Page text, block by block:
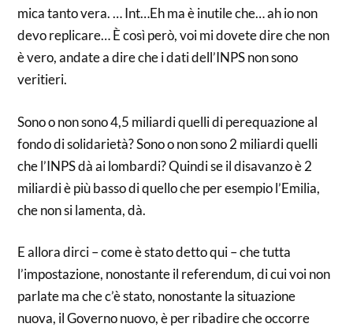
mica tanto vera. … Int…Eh ma è inutile che… ah io non
devo replicare… È così però, voi mi dovete dire che non
è vero, andate a dire che i dati dell’INPS non sono
veritieri.
Sono o non sono 4,5 miliardi quelli di perequazione al
fondo di solidarietà? Sono o non sono 2 miliardi quelli
che l’INPS dà ai lombardi? Quindi se il disavanzo è 2
miliardi è più basso di quello che per esempio l’Emilia,
che non si lamenta, dà.
E allora dirci – come è stato detto qui – che tutta
l’impostazione, nonostante il referendum, di cui voi non
parlate ma che c’è stato, nonostante la situazione
nuova, il Governo nuovo, è per ribadire che occorre